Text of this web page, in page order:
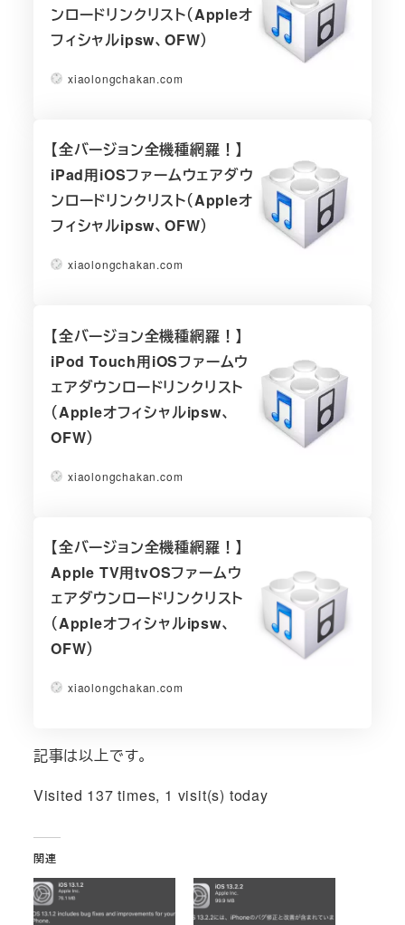
ンロードリンクリスト（Appleオ
フィシャルipsw、OFW）
xiaolongchakan.com
【全バージョン全機種網羅！】
iPad用iOSファームウェアダウ
ンロードリンクリスト（Appleオ
フィシャルipsw、OFW）
xiaolongchakan.com
【全バージョン全機種網羅！】
iPod Touch用iOSファームウ
ェアダウンロードリンクリスト
（Appleオフィシャルipsw、
OFW）
xiaolongchakan.com
【全バージョン全機種網羅！】
Apple TV用tvOSファームウ
ェアダウンロードリンクリスト
（Appleオフィシャルipsw、
OFW）
xiaolongchakan.com
記事は以上です。
Visited 137 times, 1 visit(s) today
関連